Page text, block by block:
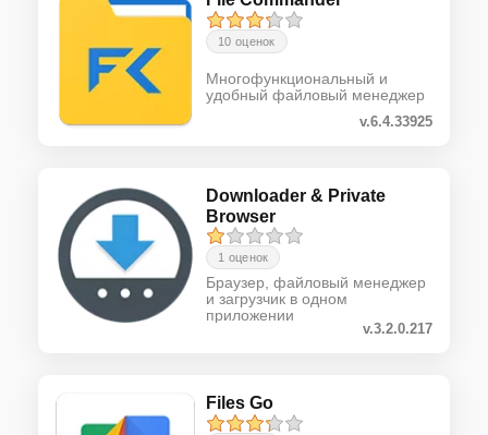
10 оценок
Многофункциональный и
удобный файловый менеджер
v.6.4.33925
Downloader & Private
Browser
1 оценок
Браузер, файловый менеджер
и загрузчик в одном
приложении
v.3.2.0.217
Files Go